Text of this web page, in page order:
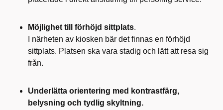
Möjlighet till förhöjd sittplats.
I närheten av kiosken bär det finnas en förhöjd
sittplats. Platsen ska vara stadig och lätt att resa sig
från.
Underlätta orientering med kontrastfärg,
belysning och tydlig skyltning.